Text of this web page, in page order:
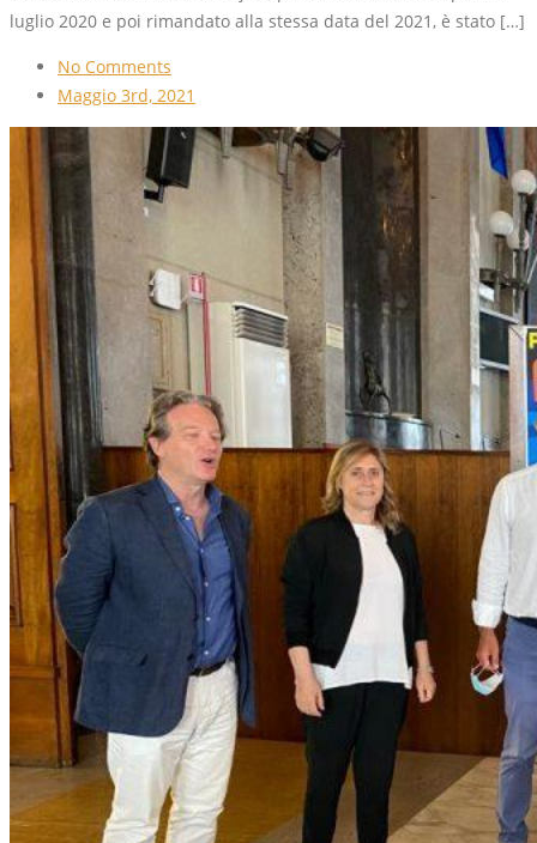
luglio 2020 e poi rimandato alla stessa data del 2021, è stato […]
No Comments
Maggio 3rd, 2021